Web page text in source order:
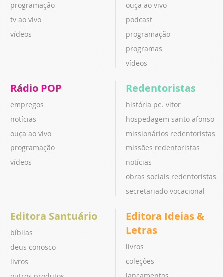
programação
tv ao vivo
vídeos
ouça ao vivo
podcast
programação
programas
vídeos
Rádio POP
empregos
notícias
ouça ao vivo
programação
vídeos
Redentoristas
história pe. vitor
hospedagem santo afonso
missionários redentoristas
missões redentoristas
notícias
obras sociais redentoristas
secretariado vocacional
Editora Santuário
bíblias
deus conosco
livros
Editora Ideias &
Letras
livros
coleções